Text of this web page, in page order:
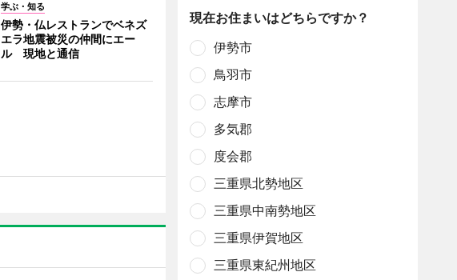
学ぶ・知る
伊勢・仏レストランでベネズ
エラ地震被災の仲間にエー
ル 現地と通信
現在お住まいはどちらですか？
伊勢市
鳥羽市
志摩市
多気郡
度会郡
三重県北勢地区
三重県中南勢地区
三重県伊賀地区
三重県東紀州地区